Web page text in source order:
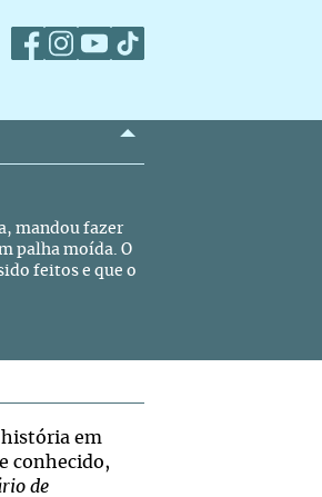
mandou fazer
palha moída. O
feitos e que o
em
conhecido,
de